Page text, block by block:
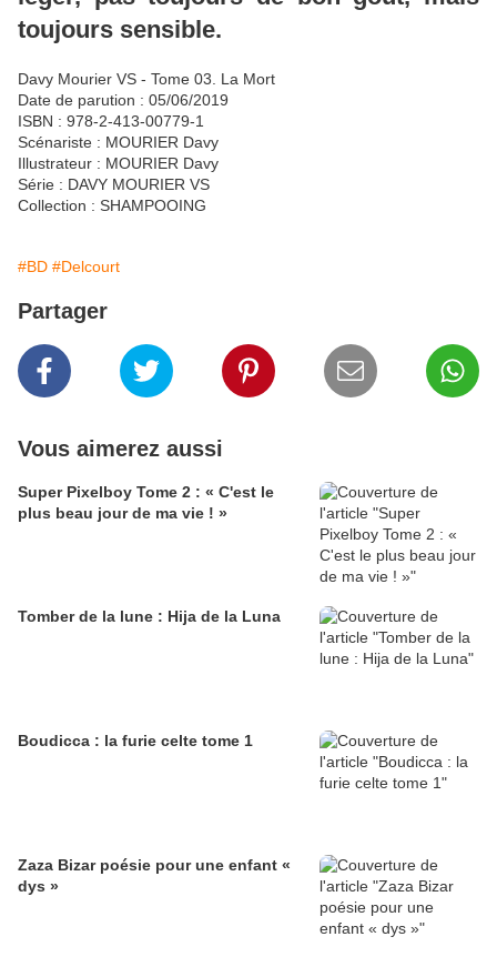
toujours sensible.
Davy Mourier VS - Tome 03. La Mort
Date de parution : 05/06/2019
ISBN : 978-2-413-00779-1
Scénariste : MOURIER Davy
Illustrateur : MOURIER Davy
Série : DAVY MOURIER VS
Collection : SHAMPOOING
#BD #Delcourt
Partager
Vous aimerez aussi
Super Pixelboy Tome 2 : « C'est le
plus beau jour de ma vie ! »
Tomber de la lune : Hija de la Luna
Boudicca : la furie celte tome 1
Zaza Bizar poésie pour une enfant «
dys »